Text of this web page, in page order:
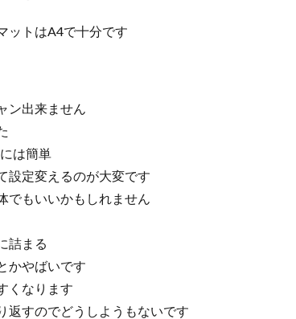
ットはA4で十分です
ン出来ません
は簡単
設定変えるのが大変です
でもいいかもしれません
詰まる
かやばいです
くなります
返すのでどうしようもないです